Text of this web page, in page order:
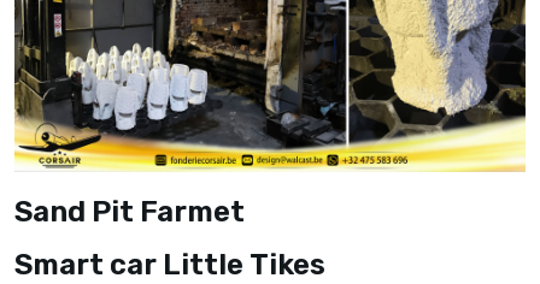
Sand Pit Farmet
Smart car Little Tikes